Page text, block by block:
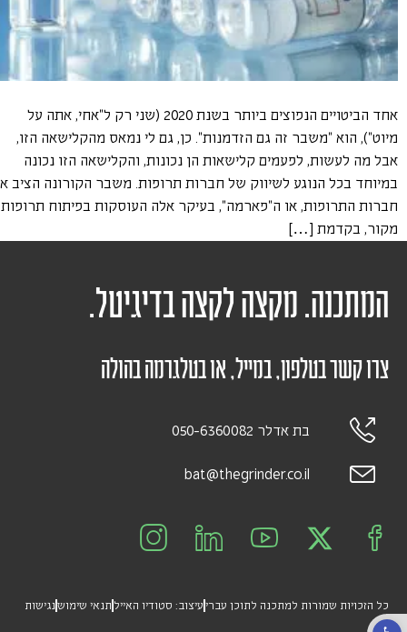
אחד הביטויים הנפוצים ביותר בשנת 2020 (שני רק ל"אחי, אתה על
מיוט"), הוא "משבר זה גם הזדמנות". כן, גם לי נמאס מהקלישאה הזו,
אבל מה לעשות, לפעמים קלישאות הן נכונות, והקלישאה הזו נכונה
במיוחד בכל הנוגע לשיווק של חברות תרופות. משבר הקורונה הציב
חברות התרופות, או ה"פארמה", בעיקר אלה העוסקות בפיתוח תרופות
מקור, בקדמת […]
המתכנה. מקצה לקצה בדיגיטל.
צרו קשר בטלפון, במייל, או בטלגרמה בהולה
בת אדלר 050-6360082
bat@thegrinder.co.il
כל הזכויות שמורות למתכנה לתוכן עברי עיצוב: סטודיו האייל תנאי שימושנגישות
פתח סרגל נגישות